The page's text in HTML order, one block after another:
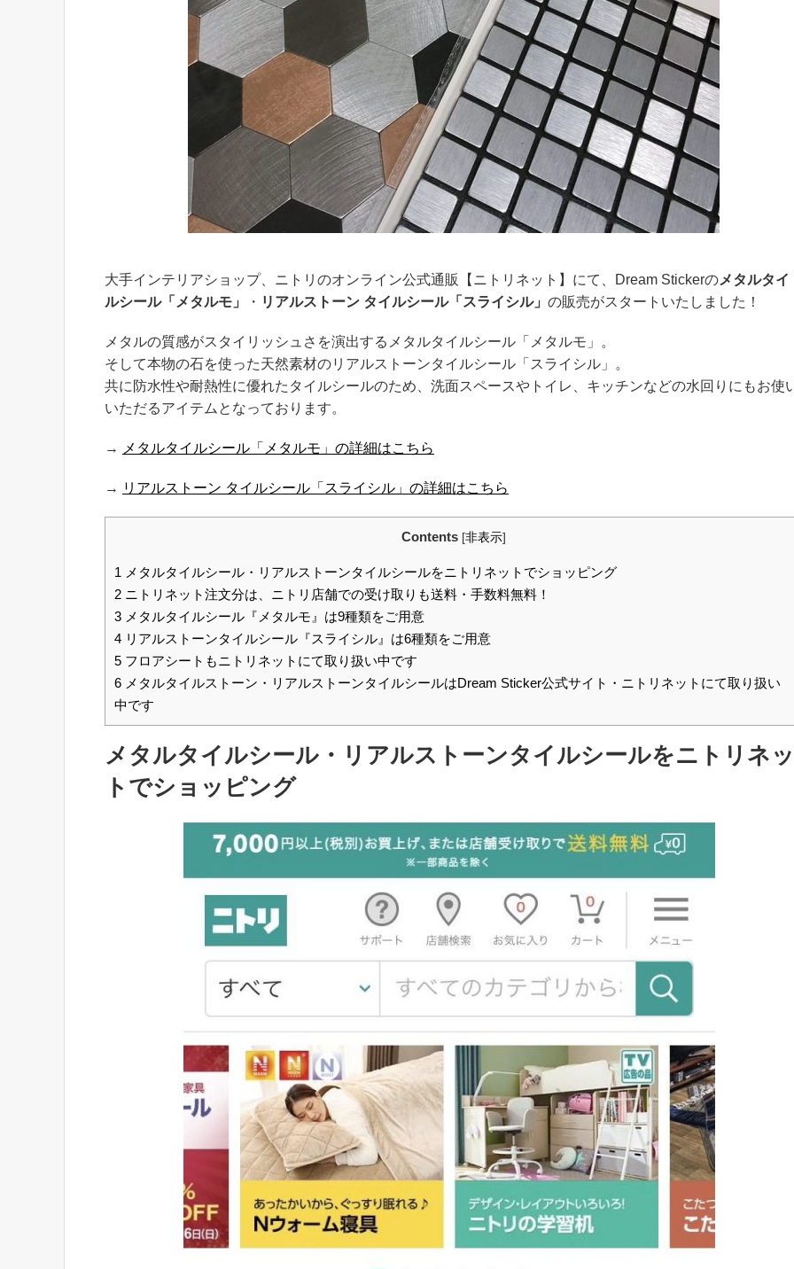
大手インテリアショップ、ニトリのオンライン公式通販【ニトリネット】にて、Dream Stickerのメタルタイ
ルシール「メタルモ」
・ リアルストーン タイルシール「スライシル」 の販売がスタートいたしました！
メタルの質感がスタイリッシュさを演出するメタルタイルシール「メタルモ」。
そして本物の石を使った天然素材のリアルストーンタイルシール「スライシル」。
共に防水性や耐熱性に優れたタイルシールのため、洗面スペースやトイレ、キッチンなどの水回りにもお使
いただるアイテムとなっております。
→ メタルタイルシール「メタルモ」の詳細はこちら
→ リアルストーン タイルシール「スライシル」の詳細はこちら
Contents [非表示]
1 メタルタイルシール・リアルストーンタイルシールをニトリネットでショッピング
2 ニトリネット注文分は、ニトリ店舗での受け取りも送料・手数料無料！
3 メタルタイルシール『メタルモ』は9種類をご用意
4 リアルストーンタイルシール『スライシル』は6種類をご用意
5 フロアシートもニトリネットにて取り扱い中です
6 メタルタイルストーン・リアルストーンタイルシールはDream Sticker公式サイト・ニトリネットにて取り扱い
中です
メタルタイルシール・リアルストーンタイルシールをニトリネッ
トでショッピング